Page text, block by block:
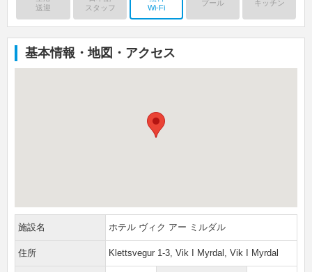
送迎
スタッフ
Wi-Fi
プール キッチン
基本情報・地図・アクセス
施設名 ホテル ヴィク アー ミルダル
住所 Klettsvegur 1-3, Vik I Myrdal, Vik I Myrdal